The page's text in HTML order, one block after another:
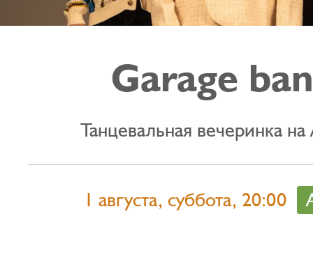
Garage
Танцевальная вечеринка на
1 августа, суббота, 20:00